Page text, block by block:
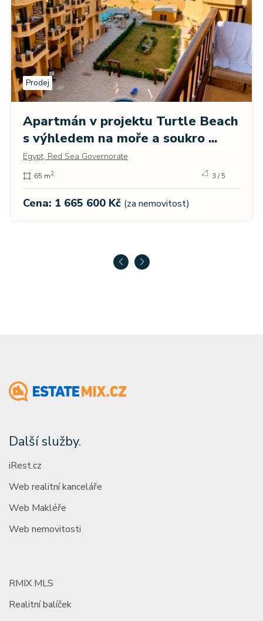
Prodej
Apartmán v projektu Turtle Beach
s výhledem na moře a soukro ...
Egypt, Red Sea Governorate
65 m2 3 / 5
Cena: 1 665 600 Kč (za nemovitost)
Další služby.
iRest.cz
Web realitní kanceláře
Web Makléře
Web nemovitosti
RMIX MLS
Realitní balíček